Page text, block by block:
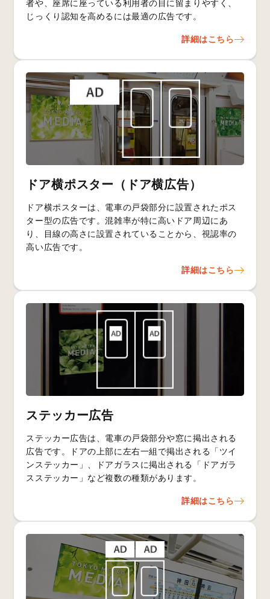
者や、座席に座っている利用者の目に留まりやすく、
じっくり認知を高めるには最適の広告です。
詳細はこちら
ドア横ポスター（ドア横広告）
ドア横ポスターは、電車の戸袋部分に設置されたポス
ター型の広告です。混雑率が特に高いドア周辺にあ
り、目線の高さに設置されていることから、視認率の
高い広告です。
詳細はこちら
ステッカー広告
ステッカー広告は、電車の戸袋部分や窓に掲出される
広告です。ドアの上部に左右一組で掲出される「ツイ
ンステッカー」、ドアガラスに掲出される「ドアガラ
スステッカー」など複数の種類があります。
詳細はこちら